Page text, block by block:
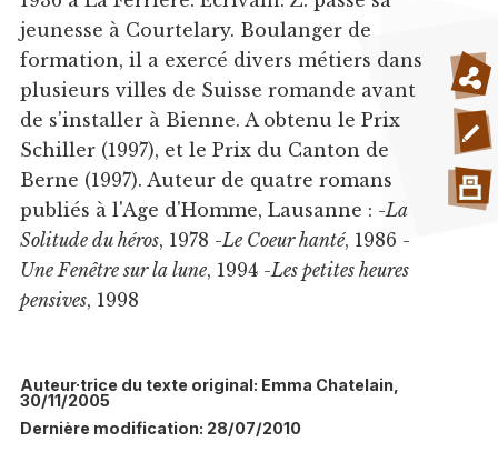
jeunesse à Courtelary. Boulanger de
formation, il a exercé divers métiers dans
plusieurs villes de Suisse romande avant
de s'installer à Bienne. A obtenu le Prix
Schiller (1997), et le Prix du Canton de
Berne (1997). Auteur de quatre romans
publiés à l'Age d'Homme, Lausanne : -La
Solitude du héros, 1978 -Le Coeur hanté, 1986 -
Une Fenêtre sur la lune, 1994 -Les petites heures
pensives, 1998
Auteur·trice du texte original: Emma Chatelain,
30/11/2005
Dernière modification: 28/07/2010